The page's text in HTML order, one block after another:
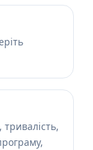
тривалість,